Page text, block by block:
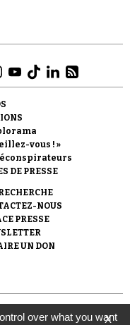
vous ! »
DE PRESSE
NOUS
PRESSE
UN DON
réalisation de
loi de 1901) avec
X
over what you want